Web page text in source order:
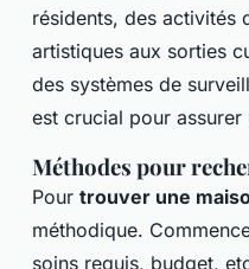
résidents, des activités
artistiques aux sorties
des systèmes de
est crucial pour
Méthodes pour
Pour trouver une
méthodique.
soins requis, budget,